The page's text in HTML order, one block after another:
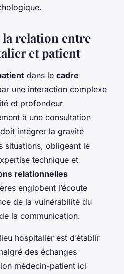
la relation entre
et patient
dans le cadre
une interaction complexe
et profondeur
à une consultation
intégrer la gravité
situations, obligeant le
technique et
relationnelles
englobent l’écoute
de la vulnérabilité du
la communication.
hospitalier est d’établir
des échanges
médecin-patient ici